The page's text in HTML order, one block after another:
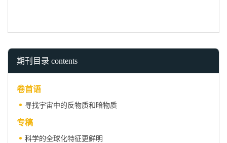
期刊目录 contents
卷首语
寻找宇宙中的反物质和暗物质
专稿
科学的全球化特征更鲜明